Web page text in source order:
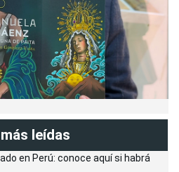
leídas
en Perú: conoce aquí si habrá